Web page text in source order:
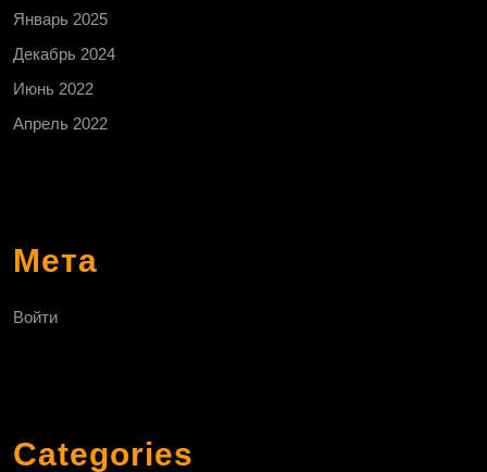
Январь 2025
Декабрь 2024
Июнь 2022
Апрель 2022
Мета
Войти
Categories